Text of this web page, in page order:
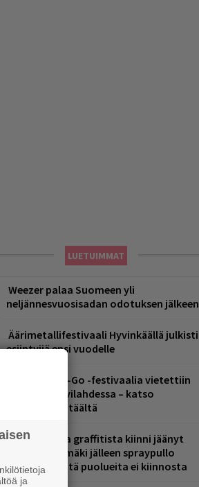
LUETUIMMAT
Weezer palaa Suomeen yli
neljännesvuosisadan odotuksen jälkeen
Äärimetallifestivaali Hyvinkäällä julkisti
esiintyjiä ensi vuodelle
Jytäkesä Go-Go -festivaalia vietettiin
Helsingin Suvilahdessa – katso
kuvagalleria täältä
Laittomasta graffitista kiinni jäänyt
Paavo Arhinmäki jälleen spraypullo
kädessä – näitä puolueita ei kiinnosta
ja